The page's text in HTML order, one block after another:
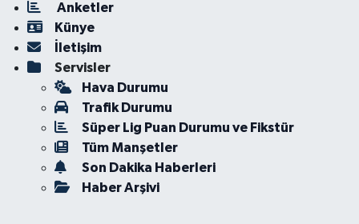
Anketler
Künye
İletişim
Servisler
Hava Durumu
Trafik Durumu
Süper Lig Puan Durumu ve Fikstür
Tüm Manşetler
Son Dakika Haberleri
Haber Arşivi